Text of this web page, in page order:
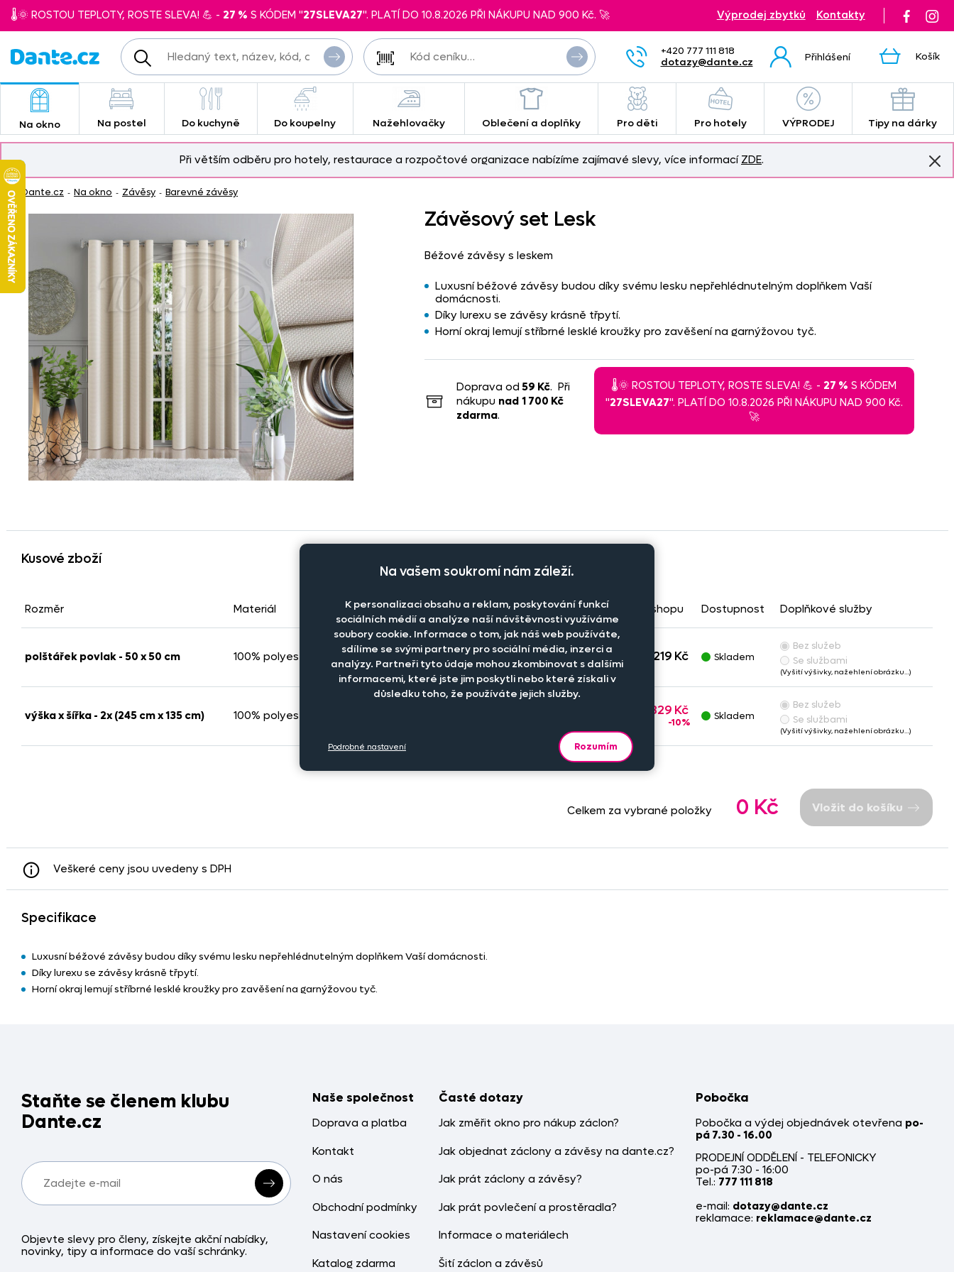
+420 777 111 818
dotazy@dante.cz
Přihlášení Košík
🌡️🌞 ROSTOU TEPLOTY, ROSTE SLEVA! 💪 - 27 % S KÓDEM "27SLEVA27". PLATÍ DO 10.8.2026 PŘI NÁKUPU NAD 900 Kč. 🚀 Výprodej zbytků Kontakty
Na okno Na postel Do kuchyně Do koupelny Nažehlovačky Oblečení a doplňky Pro děti Pro hotely VÝPRODEJ Tipy na dárky
Při větším odběru pro hotely, restaurace a rozpočtové organizace nabízíme zajímavé slevy, více informací ZDE.
Dante.cz - Na okno - Závěsy - Barevné závěsy
Závěsový set Lesk
Béžové závěsy s leskem
Luxusní béžové závěsy budou díky svému lesku nepřehlédnutelným doplňkem Vaší
domácnosti.
Díky lurexu se závěsy krásně třpytí.
Horní okraj lemují stříbrné lesklé kroužky pro zavěšení na garnýžovou tyč.
Doprava od 59 Kč. Při
nákupu nad 1 700 Kč
zdarma.
🌡️🌞 ROSTOU TEPLOTY, ROSTE SLEVA! 💪 -27 % S KÓDEM
"27SLEVA27". PLATÍ DO 10.8.2026 PŘI NÁKUPU NAD 900 Kč.
🚀
Kusové zboží
Rozměr Materiál Počet kusů Cena na prodejně Cena na eshopu Dostupnost Doplňkové služby
polštářek povlak - 50 x 50 cm 100% polyester ks +
- 219 Kč Skladem
Bez služeb
Se službami
(Vyšití výšivky, nažehlení obrázku…)
výška x šířka - 2x (245 cm x 135 cm) 100% polyester 1 329 Kč
-10%
Skladem
Bez služeb
Se službami
(Vyšití výšivky, nažehlení obrázku…)
Celkem za vybrané položky 0 Kč Vložit do košíku
Veškeré ceny jsou uvedeny s DPH
Specifikace
Luxusní béžové závěsy budou díky svému lesku nepřehlédnutelným doplňkem Vaší domácnosti.
Díky lurexu se závěsy krásně třpytí.
Horní okraj lemují stříbrné lesklé kroužky pro zavěšení na garnýžovou tyč.
Staňte se členem klubu
Dante.cz
Objevte slevy pro členy, získejte akční nabídky,
novinky, tipy a informace do vaší schránky.
Naše společnost
Doprava a platba
Kontakt
O nás
Obchodní podmínky
Nastavení cookies
Katalog zdarma
Časté dotazy
Jak změřit okno pro nákup záclon?
Jak objednat záclony a závěsy na dante.cz?
Jak prát záclony a závěsy?
Jak prát povlečení a prostěradla?
Informace o materiálech
Šití záclon a závěsů
Pobočka
Pobočka a výdej objednávek otevřena po-
pá 7.30 - 16.00
PRODEJNÍ ODDĚLENÍ - TELEFONICKY
po-pá 7:30 - 16:00
Tel.: 777 111 818
e-mail: dotazy@dante.cz
reklamace: reklamace@dante.cz
Na vašem soukromí nám záleží.
K personalizaci obsahu a reklam, poskytování funkcí
sociálních médií a analýze naší návštěvnosti využíváme
soubory cookie. Informace o tom, jak náš web používáte,
sdílíme se svými partnery pro sociální média, inzerci a
analýzy. Partneři tyto údaje mohou zkombinovat s dalšími
informacemi, které jste jim poskytli nebo které získali v
důsledku toho, že používáte jejich služby.
Rozumím
Podrobné nastavení